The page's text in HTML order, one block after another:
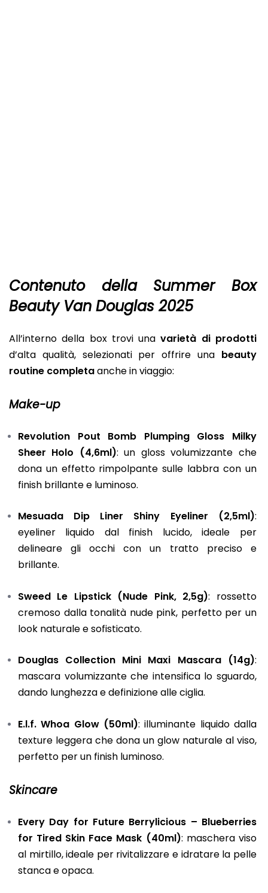
Contenuto della Summer Box
Beauty Van Douglas 2025
All’interno della box trovi unavarietà di prodotti
d’alta qualità, selezionati per offrire una beauty
routine completaanche in viaggio:
Make-up
Revolution Pout Bomb Plumping Gloss Milky
Sheer Holo (4,6ml): un gloss volumizzante che
dona un effetto rimpolpante sulle labbra con un
finish brillante e luminoso.
Mesuada Dip Liner Shiny Eyeliner (2,5ml):
eyeliner liquido dal finish lucido, ideale per
delineare gli occhi con un tratto preciso e
brillante.
Sweed Le Lipstick (Nude Pink, 2,5g): rossetto
cremoso dalla tonalità nude pink, perfetto per un
look naturale e sofisticato.
Douglas Collection Mini Maxi Mascara (14g):
mascara volumizzante che intensifica lo sguardo,
dando lunghezza e definizione alle ciglia.
E.l.f. Whoa Glow (50ml): illuminante liquido dalla
texture leggera che dona un glow naturale al viso,
perfetto per un finish luminoso.
Skincare
Every Day for Future Berrylicious – Blueberries
for Tired Skin Face Mask (40ml): maschera viso
al mirtillo, ideale per rivitalizzare e idratare la pelle
stanca e opaca.